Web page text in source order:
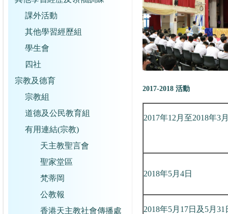
課外活動
其他學習經歷組
學生會
四社
宗教及德育
宗教組
道德及公民教育組
有用連結(宗教)
天主教聖言會
聖家堂區
梵蒂岡
公教報
香港天主教社會傳播處
2017-2018 活動
2017年12月至2018年3
2018年5月4日
2018年5月17日及5月31